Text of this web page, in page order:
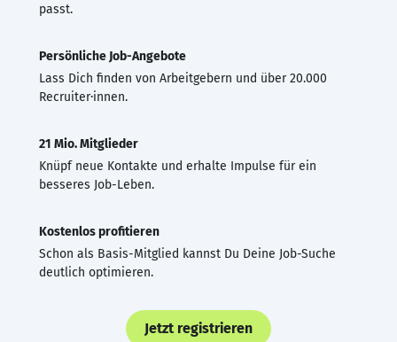
passt.
Persönliche Job-Angebote
Lass Dich finden von Arbeitgebern und über 20.000
Recruiter·innen.
21 Mio. Mitglieder
Knüpf neue Kontakte und erhalte Impulse für ein
besseres Job-Leben.
Kostenlos profitieren
Schon als Basis-Mitglied kannst Du Deine Job-Suche
deutlich optimieren.
Jetzt registrieren